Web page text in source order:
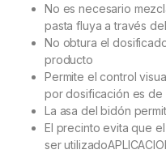
No es necesario
pasta fluya a través
No obtura el
producto
Permite el control
por dosificación es de
La asa del bidón
El precinto evita que
ser